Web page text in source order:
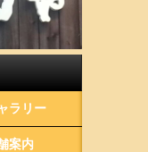
ラリー
案内